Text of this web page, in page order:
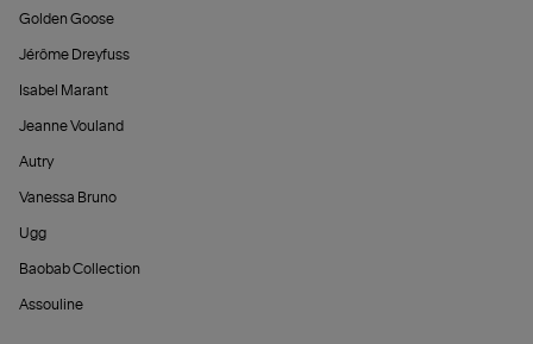
Golden Goose
Jérôme Dreyfuss
Isabel Marant
Jeanne Vouland
Autry
Vanessa Bruno
Ugg
Baobab Collection
Assouline